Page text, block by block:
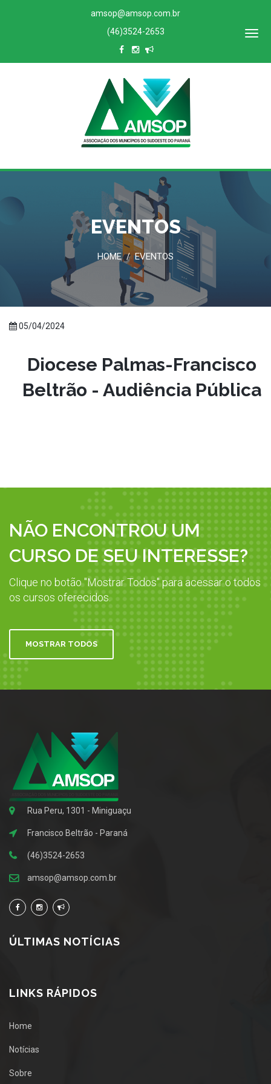
amsop@amsop.com.br
(46)3524-2653
EVENTOS
HOME / EVENTOS
05/04/2024
Diocese Palmas-Francisco
Beltrão - Audiência Pública
NÃO ENCONTROU UM
CURSO DE SEU INTERESSE?
Clique no botão "Mostrar Todos" para acessar o todos
os cursos oferecidos.
MOSTRAR TODOS
Rua Peru, 1301 - Miniguaçu
Francisco Beltrão - Paraná
(46)3524-2653
amsop@amsop.com.br
ÚLTIMAS NOTÍCIAS
LINKS RÁPIDOS
Home
Notícias
Sobre